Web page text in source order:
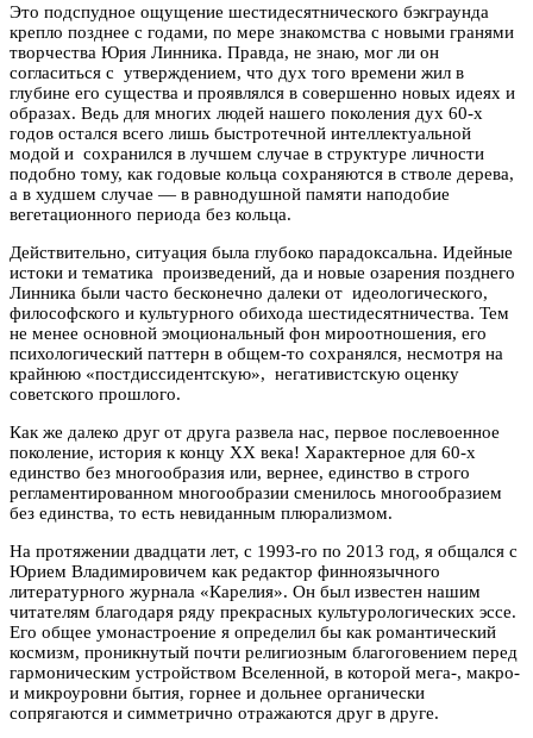
Это подспудное ощущение шестидесятнического бэкграунда
крепло позднее с годами, по мере знакомства с новыми гранями
творчества Юрия Линника. Правда, не знаю, мог ли он
согласиться с утверждением, что дух того времени жил в
глубине его существа и проявлялся в совершенно новых идеях и
образах. Ведь для многих людей нашего поколения дух 60-х
годов остался всего лишь быстротечной интеллектуальной
модой и сохранился в лучшем случае в структуре личности
подобно тому, как годовые кольца сохраняются в стволе дерева,
а в худшем случае — в равнодушной памяти наподобие
вегетационного периода без кольца.
Действительно, ситуация была глубоко парадоксальна. Идейные
истоки и тематика произведений, да и новые озарения позднего
Линника были часто бесконечно далеки от идеологического,
философского и культурного обихода шестидесятничества. Тем
не менее основной эмоциональный фон мироотношения, его
психологический паттерн в общем-то сохранялся, несмотря на
крайнюю «постдиссидентскую», негативистскую оценку
советского прошлого.
Как же далеко друг от друга развела нас, первое послевоенное
поколение, история к концу ХХ века! Характерное для 60-х
единство без многообразия или, вернее, единство в строго
регламентированном многообразии сменилось многообразием
без единства, то есть невиданным плюрализмом.
На протяжении двадцати лет, с 1993-го по 2013 год, я общался с
Юрием Владимировичем как редактор финноязычного
литературного журнала «Карелия». Он был известен нашим
читателям благодаря ряду прекрасных культурологических эссе.
Его общее умонастроение я определил бы как романтический
космизм, проникнутый почти религиозным благоговением перед
гармоническим устройством Вселенной, в которой мега-, макро-
и микроуровни бытия, горнее и дольнее органически
сопрягаются и симметрично отражаются друг в друге.